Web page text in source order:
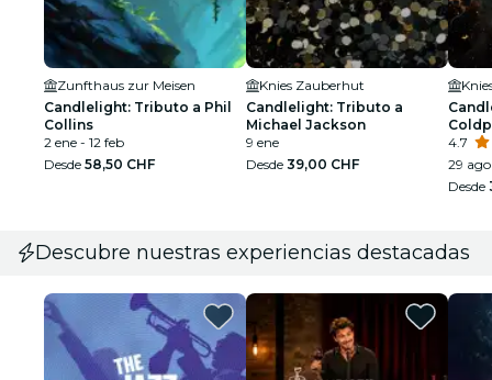
Zunfthaus zur Meisen
Candlelight: Tributo a Phil
Collins
2 ene - 12 feb
Desde 58,50 CHF
Knies Zauberhut
Candlelight: Tributo a
Michael Jackson
9 ene
Desde 39,00 CHF
4.7
29 ago
Desde
Descubre nuestras experiencias destacadas